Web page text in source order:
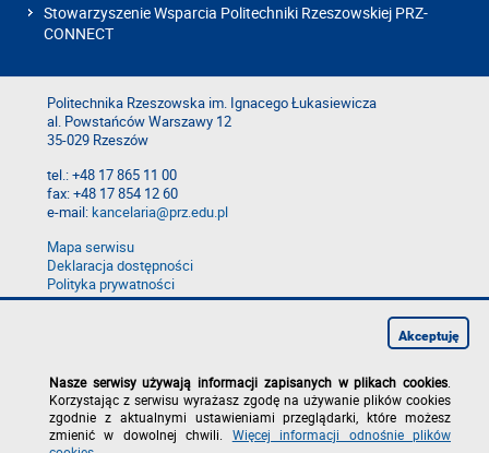
Stowarzyszenie Wsparcia Politechniki Rzeszowskiej PRZ-
CONNECT
Politechnika Rzeszowska im. Ignacego Łukasiewicza
al. Powstańców Warszawy 12
35-029 Rzeszów
tel.: +48 17 865 11 00
fax: +48 17 854 12 60
e-mail:kancelaria@prz.edu.pl
Mapa serwisu
Deklaracja dostępności
Polityka prywatności
Zgłoś błąd na stronie
Nasze serwisy używają informacji zapisanych w plikach cookies
Korzystając z serwisu wyrażasz zgodę na używanie plików cookies
zgodnie z aktualnymi ustawieniami przeglądarki, które możesz
zmienić w dowolnej chwili. Więcej informacji odnośnie plików
Akceptuję